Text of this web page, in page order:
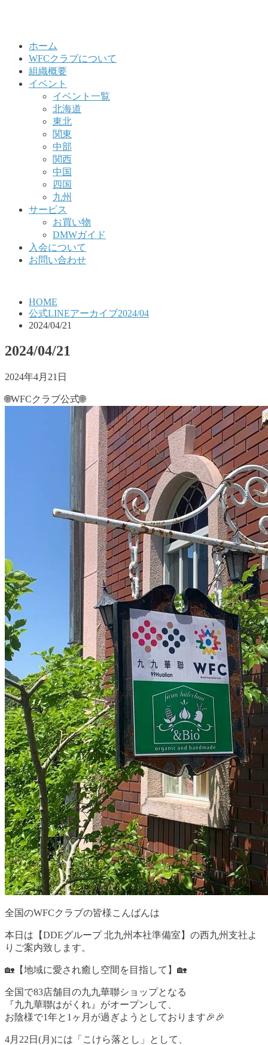
ホーム
WFCクラブについて
組織概要
イベント
イベント一覧
北海道
東北
関東
中部
関西
中国
四国
九州
サービス
お買い物
DMWガイド
入会について
お問い合わせ
HOME
公式LINEアーカイブ2024/04
2024/04/21
2024/04/21
2024年4月21日
🌐WFCクラブ公式🌐
全国のWFCクラブの皆様こんばんは
本日は【DDEグループ 北九州本社準備室】の西九州支社よ
りご案内致します。
🏡【地域に愛され癒し空間を目指して】🏡
全国で83店舗目の九九華聯ショップとなる
『九九華聯はがくれ』がオープンして、
お陰様で1年と1ヶ月が過ぎようとしております🎉🎉
4月22日(月)には「こけら落とし」として、